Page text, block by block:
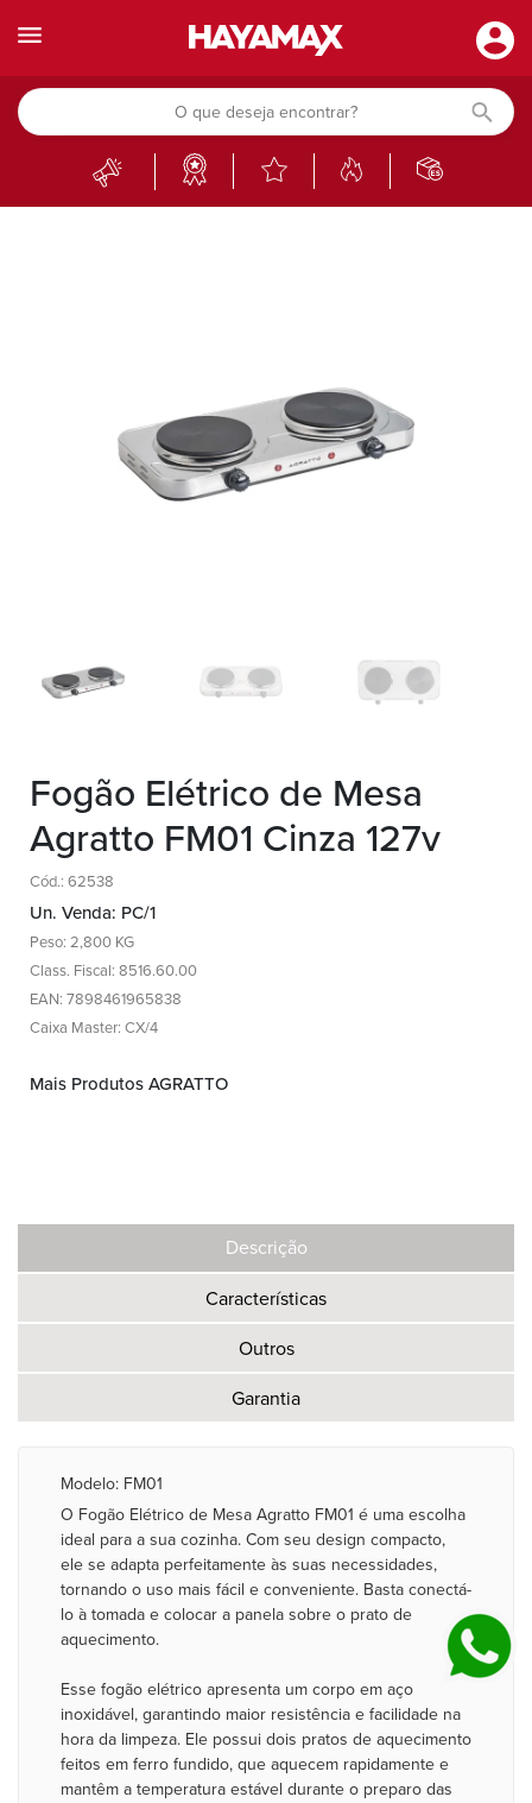
Fogão Elétrico de Mesa
Agratto FM01 Cinza 127v
Cód.: 62538
Un. Venda: PC/1
Peso: 2,800 KG
Class. Fiscal: 8516.60.00
EAN: 7898461965838
Caixa Master: CX/4
Mais Produtos AGRATTO
Descrição
Características
Outros
Garantia
Modelo: FM01
O Fogão Elétrico de Mesa Agratto FM01 é uma escolha
ideal para a sua cozinha. Com seu design compacto,
ele se adapta perfeitamente às suas necessidades,
tornando o uso mais fácil e conveniente. Basta conectá-
lo à tomada e colocar a panela sobre o prato de
aquecimento.
Esse fogão elétrico apresenta um corpo em aço
inoxidável, garantindo maior resistência e facilidade na
hora da limpeza. Ele possui dois pratos de aquecimento
feitos em ferro fundido, que aquecem rapidamente e
mantêm a temperatura estável durante o preparo das